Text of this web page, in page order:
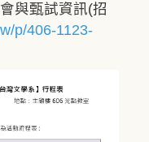
與甄試資訊(招
p/406-1123-